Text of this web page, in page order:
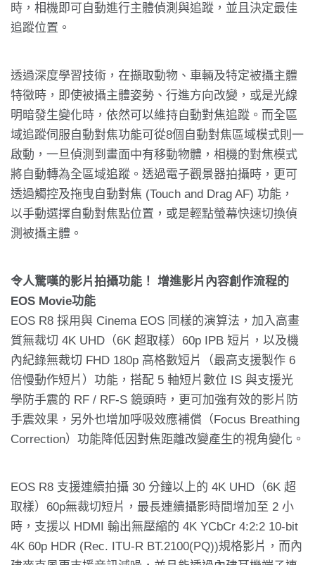
時，相機即可自動進行主體偵測與追蹤，並且決定最佳
追蹤位置。
透過深度學習技術，在擷取動物、車輛及特定被攝主體
特徵時，即使被攝主體姿勢、行進方向改變，或是光線
明暗發生變化時，依然可以維持自動對焦追蹤。而全區
域追蹤伺服自動對焦功能可從8個自動對焦區域模式則一
啟動，一旦偵測到畫面中有移動物體，相機的對焦模式
將自動轉為全區域追蹤。透過電子觀景器拍攝時，更可
透過觸控及拖曳自動對焦 (Touch and Drag AF) 功能，
以手動選擇自動對焦點位置，或是輕點螢幕快速切換偵
測被攝主體。
令人驚嘆的影片拍攝功能！ 增進影片內容創作流程的
EOS Movie功能
EOS R8 採用與 Cinema EOS 同樣的演算法，加入高畫
質無裁切 4K UHD（6K 超取樣）60p IPB 短片，以及機
內紀錄無裁切 FHD 180p 高格數短片（最高支援製作 6
倍慢動作短片）功能，搭配 5 軸短片數位 IS 與支援光
學防手震的 RF / RF-S 鏡頭時，更可加強有效的影片防
手震效果，另外也增加呼吸效應補償（Focus Breathing
Correction）功能降低因對焦距離改變產生的視角變化。
EOS R8 支援連續拍攝 30 分鐘以上的 4K UHD（6K 超
取樣）60p無裁切短片，最長連續攝影時間增加至 2 小
時，支援以 HDMI 輸出無壓縮的 4K YCbCr 4:2:2 10-bit
4K 60p HDR (Rec. ITU-R BT.2100(PQ))規格影片，而內